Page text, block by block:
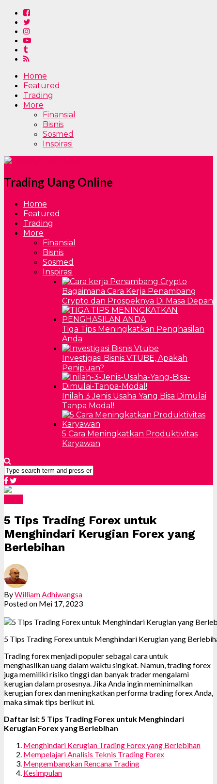
Home
Featured
Trading
More
Finansial
Bisnis
Sosmed
Inspirasi
Trading Uang Online
Home
Featured
Trading
More
Finansial
Bisnis
Sosmed
Inspirasi
Bagaimana Cara Kerja Penambang
Crypto dan Prospeknya Di Masa Depan
Tiga Tips Meningkatkan Penghasilan
Anda
Investigasi Bisnis VTUBE, Apakah
Penipuan?
Inilah 3 Jenis Usaha Yang Bisa Dimulai
Tanpa Modal!
5 Cara Meningkatkan Produktivitas
Karyawan
5 Tips Trading Forex untuk
Menghindari Kerugian Forex yang
Berlebihan
ByWilliam Adhiwangsa
Posted on Mei 17, 2023
5 Tips Trading Forex untuk Menghindari Kerugian yang
Trading forex menjadi populer sebagai cara untuk
menghasilkan uang dalam waktu singkat. Namun, trading forex
juga memiliki risiko tinggi dan banyak trader mengalami
kerugian dalam prosesnya. Jika Anda ingin meminimalkan
kerugian forex dan meningkatkan performa trading forex Anda,
maka simak tips berikut ini.
Daftar Isi: 5 Tips Trading Forex untuk Menghindari
Kerugian Forex yang Berlebihan
Menghindari Kerugian Trading Forex yang Berlebihan
Mempelajari Analisis Teknis Trading Forex
Mengembangkan Rencana Trading
Kesimpulan